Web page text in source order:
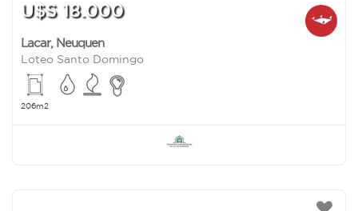
U$S 18.000
Lacar, Neuquen
Loteo Santo Domingo
206m2